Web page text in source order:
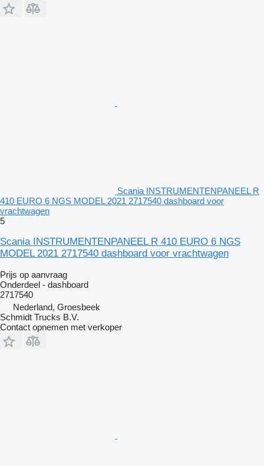
Scania INSTRUMENTENPANEEL R
410 EURO 6 NGS MODEL 2021 2717540 dashboard voor
vrachtwagen
5
Scania INSTRUMENTENPANEEL R 410 EURO 6 NGS
MODEL 2021 2717540 dashboard voor vrachtwagen
Prijs op aanvraag
Onderdeel - dashboard
2717540
Nederland, Groesbeek
Schmidt Trucks B.V.
Contact opnemen met verkoper